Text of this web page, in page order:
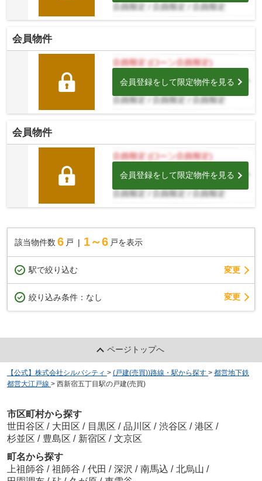
会員物件
会員登録をして限定物件を見る
会員物件
会員登録をして限定物件を見る
該当物件数 6 戸 1～6 戸を表示
駅で絞り込む 変更
絞り込み条件： なし 変更
ページトップへ
【公式】株式会社シルバシティ > (戸建(売買))路線・駅から探す > 都営地下鉄
都営大江戸線 > 西新宿五丁目駅の戸建(売買)
市区町村から探す
世田谷区 / 大田区 / 目黒区 / 品川区 / 渋谷区 / 港区 /
杉並区 / 豊島区 / 新宿区 / 文京区
町名から探す
上祖師谷 / 祖師谷 / 代田 / 深沢 / 南馬込 / 北烏山 /